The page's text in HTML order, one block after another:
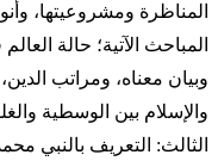
المناظرة ومشروعيتها،
المباحث الآتية؛ حالة
وبيان معناه، ومراتب
والإسلام بين الوسطية
الثالث: التعريف بالنبي